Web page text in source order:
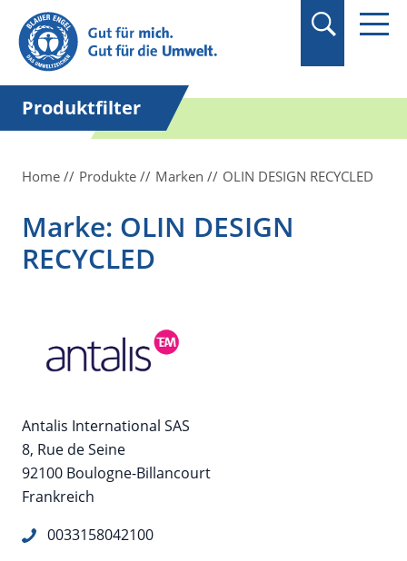
Suchbegriff in
Anführungszeichen
setzen.
Produktfilter
Home Produkte Marken OLIN DESIGN RECYCLED
Marke: OLIN DESIGN
RECYCLED
Antalis International SAS
8, Rue de Seine
92100 Boulogne-Billancourt
Frankreich
0033158042100